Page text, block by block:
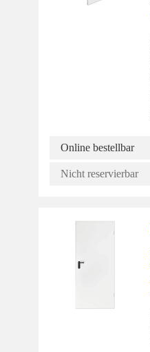
Online bestellbar
Nicht reservierbar